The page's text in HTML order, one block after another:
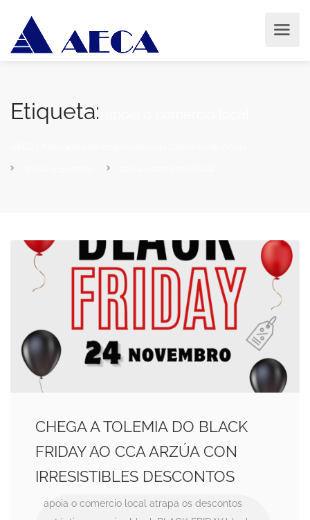
Etiqueta:
CHEGA A TOLEMIA DO BLACK
FRIDAY AO CCA ARZÚA CON
IRRESISTIBLES DESCONTOS
apoia o comercio local atrapa os descontos